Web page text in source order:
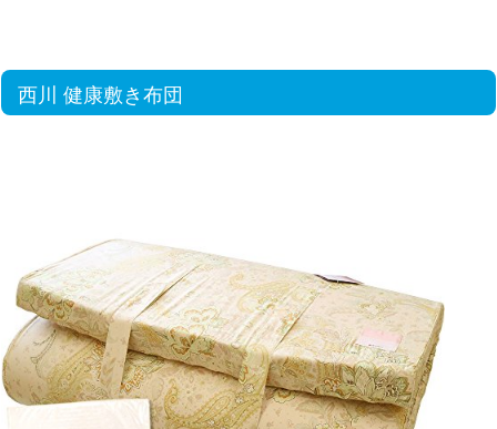
西川 健康敷き布団